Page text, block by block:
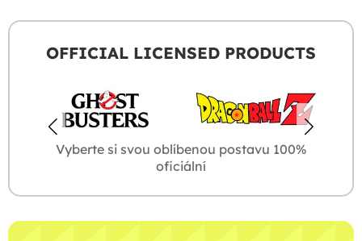
OFFICIAL LICENSED PRODUCTS
Vyberte si svou oblíbenou postavu 100%
oficiální